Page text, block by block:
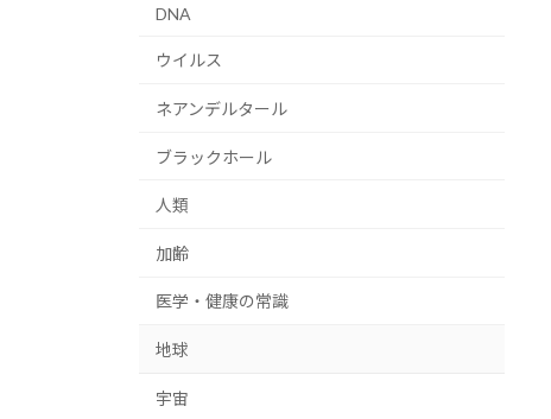
DNA
ウイルス
ネアンデルタール
ブラックホール
人類
加齢
医学・健康の常識
地球
宇宙